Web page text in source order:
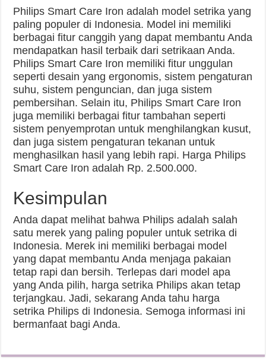
Philips Smart Care Iron adalah model setrika yang
paling populer di Indonesia. Model ini memiliki
berbagai fitur canggih yang dapat membantu Anda
mendapatkan hasil terbaik dari setrikaan Anda.
Philips Smart Care Iron memiliki fitur unggulan
seperti desain yang ergonomis, sistem pengaturan
suhu, sistem penguncian, dan juga sistem
pembersihan. Selain itu, Philips Smart Care Iron
juga memiliki berbagai fitur tambahan seperti
sistem penyemprotan untuk menghilangkan kusut,
dan juga sistem pengaturan tekanan untuk
menghasilkan hasil yang lebih rapi. Harga Philips
Smart Care Iron adalah Rp. 2.500.000.
Kesimpulan
Anda dapat melihat bahwa Philips adalah salah
satu merek yang paling populer untuk setrika di
Indonesia. Merek ini memiliki berbagai model
yang dapat membantu Anda menjaga pakaian
tetap rapi dan bersih. Terlepas dari model apa
yang Anda pilih, harga setrika Philips akan tetap
terjangkau. Jadi, sekarang Anda tahu harga
setrika Philips di Indonesia. Semoga informasi ini
bermanfaat bagi Anda.